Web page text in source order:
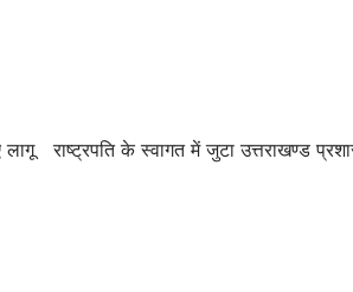
लागू
राष्ट्रपति के स्वागत में जुटा उत्तराखण्ड